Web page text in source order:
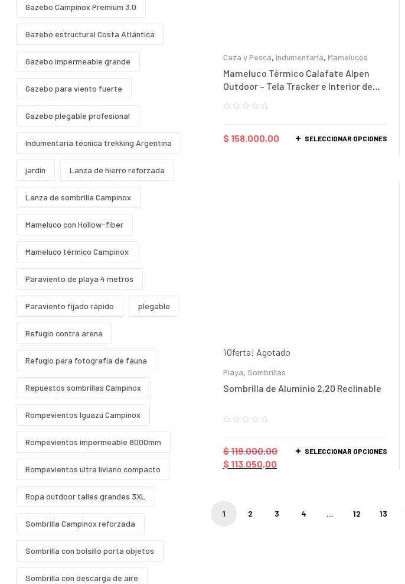
Caza y Pesca, Indumentaria, Mamelucos
Mameluco Térmico Calafate Alpen
Outdoor – Tela Tracker e Interior de
$ 158.000,00 SELECCIONAR OPCIONES
¡Oferta! Agotado
Playa, Sombrillas
Sombrilla de Aluminio 2,20 Reclinable
$119.000,00
$ 113.050,00
SELECCIONAR OPCIONES
1 2 3 4 … 12 13
Gazebo Campinox Premium 3.0
Gazebo estructural Costa Atlántica
Gazebo impermeable grande
Gazebo para viento fuerte
Gazebo plegable profesional
Indumentaria técnica trekking Argentina
jardin Lanza de hierro reforzada
Lanza de sombrilla Campinox
Mameluco con Hollow-fiber
Mameluco térmico Campinox
Paraviento de playa 4 metros
Paraviento fijado rápido plegable
Refugio contra arena
Refugio para fotografía de fauna
Repuestos sombrillas Campinox
Rompevientos Iguazú Campinox
Rompevientos impermeable 8000mm
Rompevientos ultra liviano compacto
Ropa outdoor talles grandes 3XL
Sombrilla Campinox reforzada
Sombrilla con bolsillo porta objetos
Sombrilla con descarga de aire